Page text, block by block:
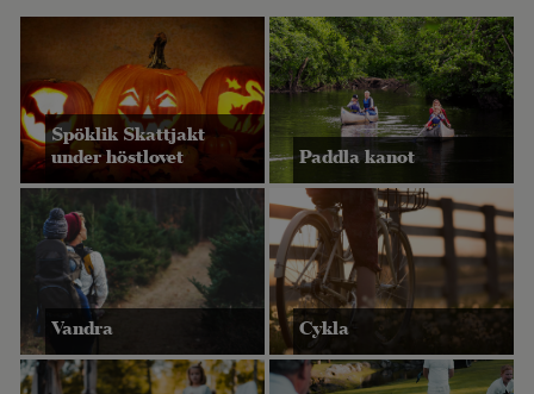
Spöklik Skattjakt
under höstlovet Paddla kanot
Vandra Cykla